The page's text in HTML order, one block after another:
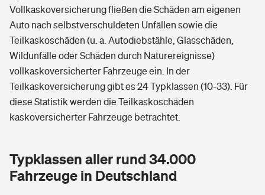
Vollkaskoversicherung fließen die Schäden am eigenen
Auto nach selbstverschuldeten Unfällen sowie die
Teilkaskoschäden (u. a. Autodiebstähle, Glasschäden,
Wildunfälle oder Schäden durch Naturereignisse)
vollkaskoversicherter Fahrzeuge ein. In der
Teilkaskoversicherung gibt es 24 Typklassen (10-33). Für
diese Statistik werden die Teilkaskoschäden
kaskoversicherter Fahrzeuge betrachtet.
Typklassen aller rund 34.000
Fahrzeuge in Deutschland